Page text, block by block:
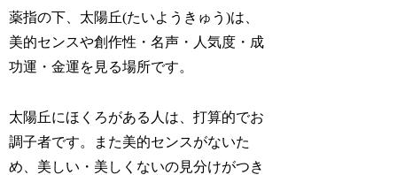
薬指の下、太陽丘(たいようきゅう)は、
美的センスや創作性・名声・人気度・成
功運・金運を見る場所です。
太陽丘にほくろがある人は、打算的でお
調子者です。また美的センスがないた
め、美しい・美しくないの見分けがつき